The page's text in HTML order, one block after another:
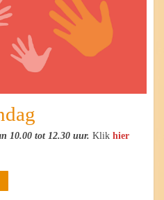
10.00 tot 12.30 uur.Klikhier